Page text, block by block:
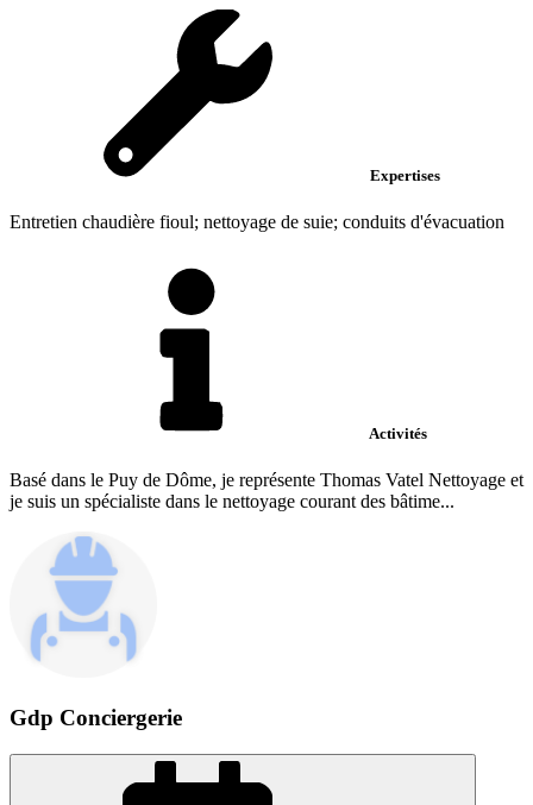
Expertises
Entretien chaudière fioul; nettoyage de suie; conduits d'évacuation
Activités
Basé dans le Puy de Dôme, je représente Thomas Vatel Nettoyage et
je suis un spécialiste dans le nettoyage courant des bâtime...
Gdp Conciergerie